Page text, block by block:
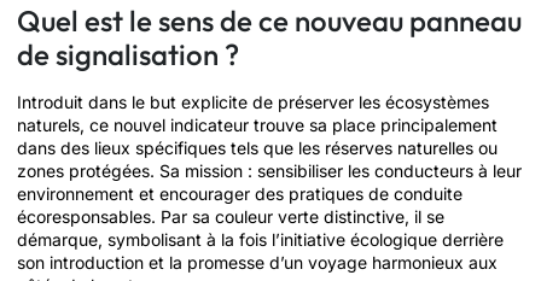
Quel est le sens de ce nouveau panneau
de signalisation ?
Introduit dans le but explicite de préserver les écosystèmes
naturels, ce nouvel indicateur trouve sa place principalement
dans des lieux spécifiques tels que les réserves naturelles ou
zones protégées. Sa mission : sensibiliser les conducteurs à leur
environnement et encourager des pratiques de conduite
écoresponsables. Par sa couleur verte distinctive, il se
démarque, symbolisant à la fois l’initiative écologique derrière
son introduction et la promesse d’un voyage harmonieux aux